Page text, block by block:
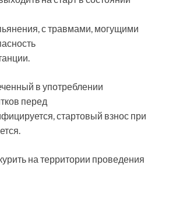
с травмами, могущими
в употреблении
перед
стартовый взнос при
на территории проведения